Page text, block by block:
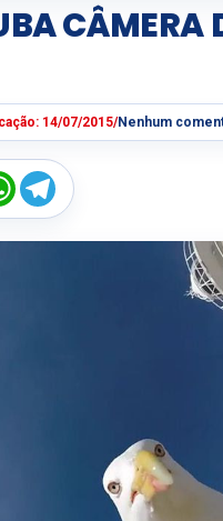
CÂMERA
14/07/2015/Nenhum
W
h
a
l